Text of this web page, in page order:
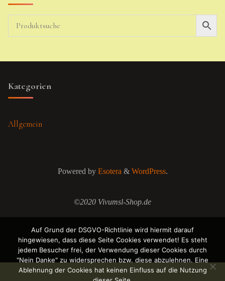
Kategorien
Allgemein
Powered byEsotera& WordPress.
©2020 Vivumsl-Shop.de
Auf Grund der DSGVO-Richtlinie wird hiermit darauf
hingewiesen, dass diese Seite Cookies verwendet! Es steht
jedem Besucher frei, der Verwendung dieser Cookies durch
"Nein Danke" zu widersprechen bzw. diese abzulehnen. Eine
Ablehnung der Cookies hat keinen Einfluss auf die Nutzung